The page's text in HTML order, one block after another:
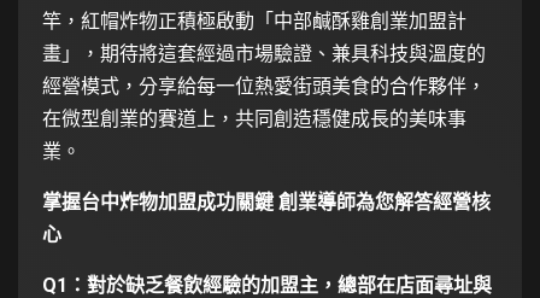
竿，紅帽炸物正積極啟動「中部鹹酥雞創業加盟計
畫」，期待將這套經過市場驗證、兼具科技與溫度的
經營模式，分享給每一位熱愛街頭美食的合作夥伴，
在微型創業的賽道上，共同創造穩健成長的美味事
業。
掌握台中炸物加盟成功關鍵 創業導師為您解答經營核
心
Q1：對於缺乏餐飲經驗的加盟主，總部在店面尋址與